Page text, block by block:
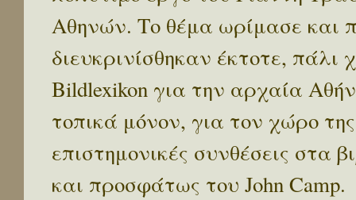
Αθηνών. Το θέμα ωρίμασε και
διευκρινίσθηκαν έκτοτε,
Bildlexikon για την αρχαία
τοπικά μόνον, για τον χώρο
επιστημονικές συνθέσεις στα
και προσφάτως του John Camp.